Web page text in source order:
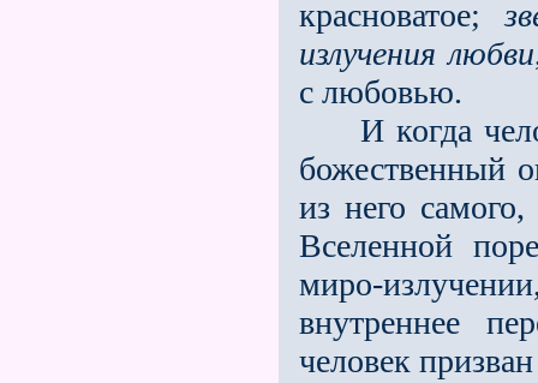
красноватое;
излучения любви
с любовью.
И когда
божественный
из него
Вселенной
миро-
внутреннее
человек